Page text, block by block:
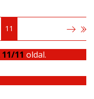
11
11/11 oldal.